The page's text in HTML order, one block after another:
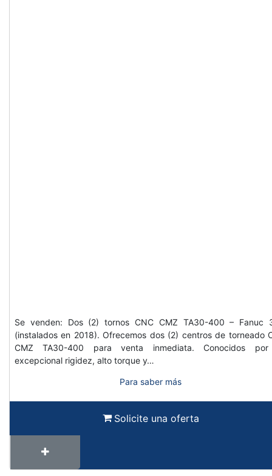
Se venden: Dos (2) tornos CNC CMZ TA30-400 – Fanuc
(instalados en 2018). Ofrecemos dos (2) centros de torneado
CMZ TA30-400 para venta inmediata. Conocidos
excepcional rigidez, alto torque y…
Para saber más
Solicite una oferta